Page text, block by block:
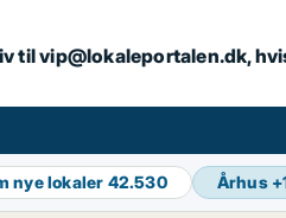
til vip@lokaleportalen.dk,
nye lokaler 42.530 Århus+